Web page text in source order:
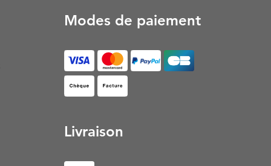
Modes de paiement
Facture (S’ouvre dans un nouvel onglet)
Livraison